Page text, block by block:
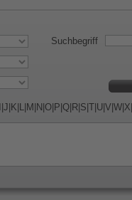
Suchbegriff
J K L M N O P Q R S T U V W X